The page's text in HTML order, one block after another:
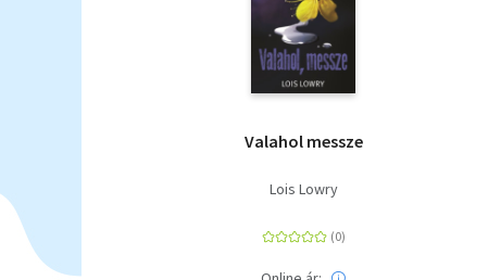
Valahol messze
Lois Lowry